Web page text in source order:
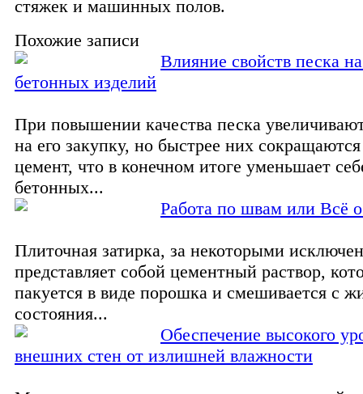
стяжек и машинных полов.
Похожие записи
Влияние свойств песка
бетонных изделий
При повышении качества песка
на его закупку, но быстрее них
цемент, что в конечном итоге уменьшает
бетонных...
Работа по швам или Всё о
Плиточная затирка, за некоторыми
представляет собой цементный раствор,
пакуется в виде порошка и смешивается с
состояния...
Обеспечение высокого
внешних стен от излишней влажности